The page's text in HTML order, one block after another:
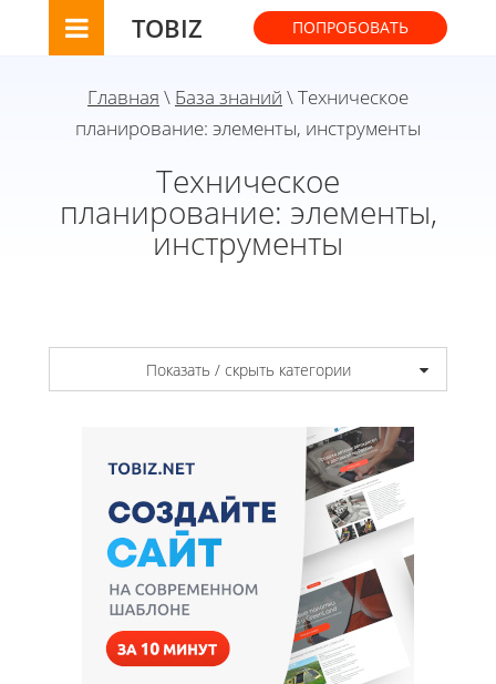
TOBIZ ПОПРОБОВАТЬ
Главная \ База знаний \ Техническое
планирование: элементы, инструменты
Техническое
планирование: элементы,
инструменты
Показать / скрыть категории